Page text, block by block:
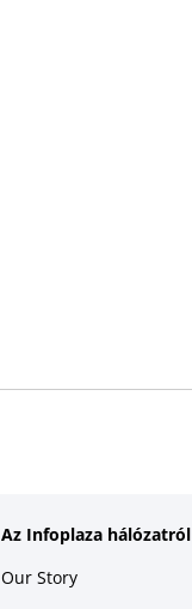
Az Infoplaza hálózatról
Our Story